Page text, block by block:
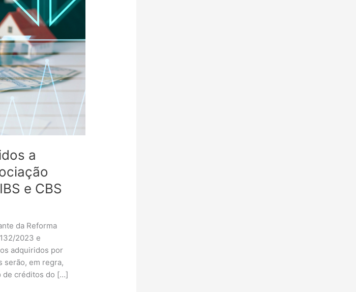
a
e CBS
da Reforma
2023 e
adquiridos por
serão, em regra,
de créditos do […]